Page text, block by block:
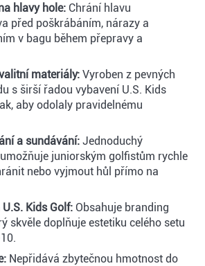
hlavy hole: Chrání hlavu
před poškrábáním, nárazy a
v bagu během přepravy a
materiály: Vyroben z pevných
s širší řadou vybavení U.S. Kids
aby odolaly pravidelnému
a sundávání: Jednoduchý
juniorským golfistům rychle
nebo vyjmout hůl přímo na
Kids Golf: Obsahuje branding
skvěle doplňuje estetiku celého setu
Nepřidává zbytečnou hmotnost do